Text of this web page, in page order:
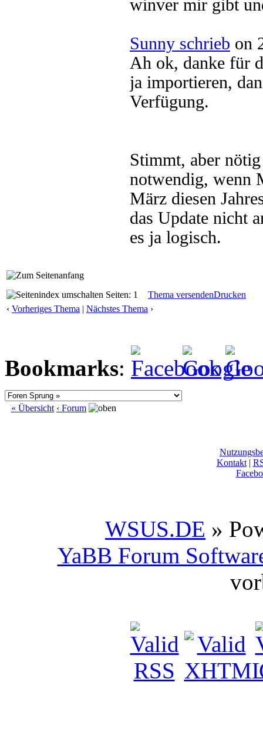
winver mir gibt
Sunny schrieb on
Ah ok, danke für
ja importieren,
Verfügung.
Stimmt, aber
notwendig, wenn
März diesen
das Update nicht
es ja logisch.
Seiten: 1 Thema versendenDrucken
‹ Vorheriges Thema | Nächstes Thema ›
Bookmarks:
« Übersicht ‹ Forum
Kontakt|
WSUS.DE »
YaBB Forum